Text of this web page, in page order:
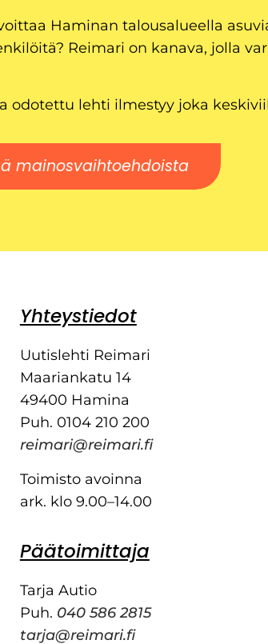
Haminan talousalueella
Reimari on kanava, jolla
odotettu lehti ilmestyy joka
mainosvaihtoehdoista
Yhteystiedot
Uutislehti Reimari
Maariankatu 14
49400 Hamina
Puh. 0104 210 200
reimari@reimari.fi
Toimisto avoinna
ark. klo 9.00–14.00
Päätoimittaja
Tarja Autio
Puh. 040 586 2815
tarja@reimari.fi